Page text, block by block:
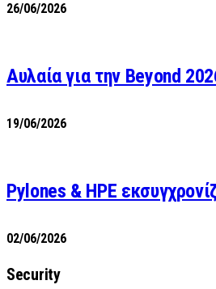
26/06/2026
Αυλαία για την Beyond
19/06/2026
Pylones & HPE
02/06/2026
Security